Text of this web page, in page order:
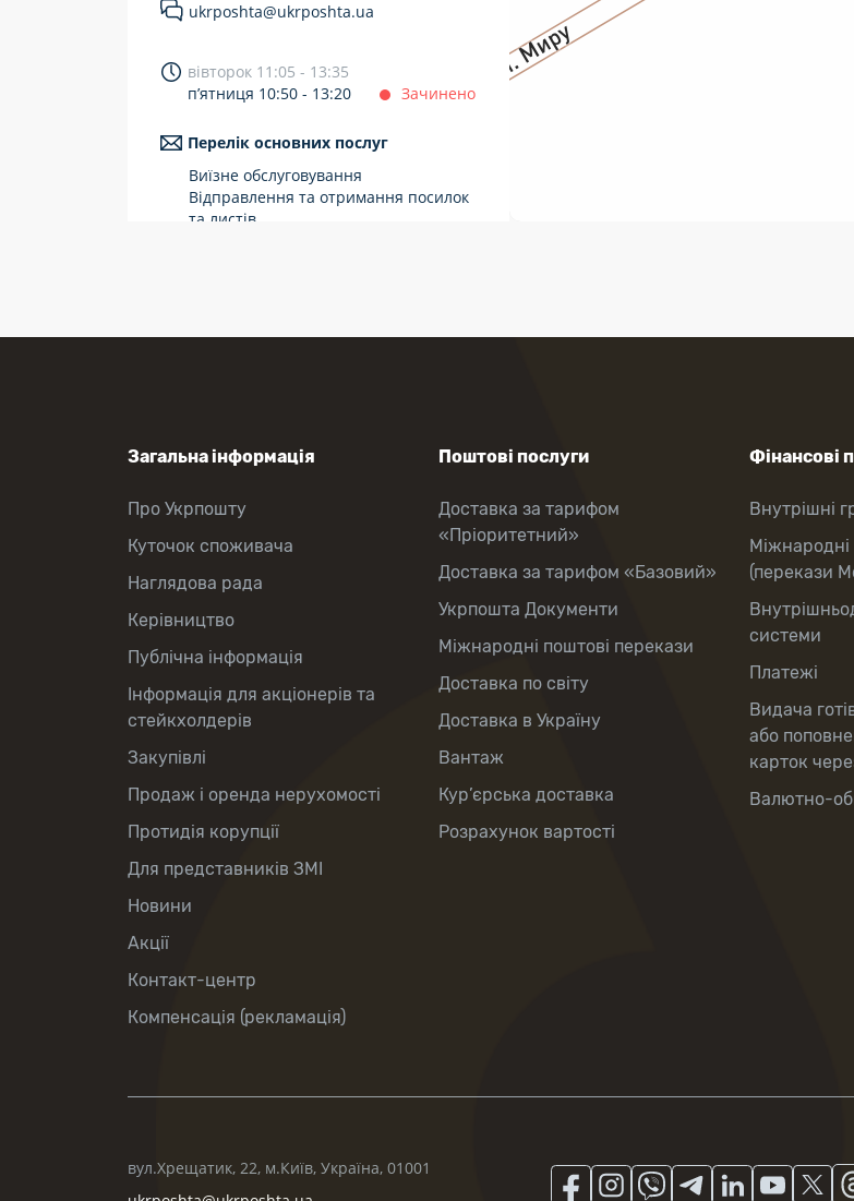
ukrposhta@ukrposhta.ua
вівторок 11:05 - 13:35
п’ятниця 10:50 - 13:20
Зачинено
Перелік основних послуг
Виїзне обслуговування
Відправлення та отримання посилок
та листів
Загальна інформація
Про Укрпошту
Куточок споживача
Наглядова рада
Керівництво
Публічна інформація
Інформація для акціонерів та
стейкхолдерів
Закупівлі
Продаж і оренда нерухомості
Протидія корупції
Для представників ЗМІ
Новини
Акції
Контакт-центр
Компенсація (рекламація)
Поштові послуги
Доставка за тарифом
«Пріоритетний»
Доставка за тарифом «Базовий»
Укрпошта Документи
Міжнародні поштові перекази
Доставка по світу
Доставка в Україну
Вантаж
Кур’єрська доставка
Розрахунок вартості
Фінансові
Внутрішні
Міжнародні
(перекази
системи
Платежі
Видача
або
карток
Валютно-
вул.Хрещатик, 22, м.Київ, Україна, 01001